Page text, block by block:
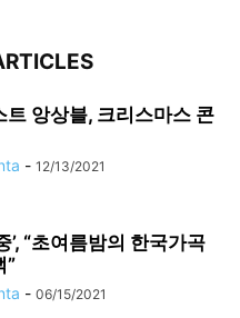
트 앙상블, 크리스마스 콘
- 12/13/2021
’, “초여름밤의 한국가곡
”
- 06/15/2021